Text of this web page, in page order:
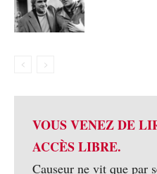
VOUS VENEZ DE
ACCÈS LIBRE.
Causeur ne vit que par